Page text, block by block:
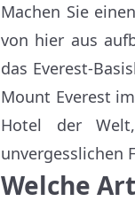
Machen Sie
von hier aus
das Everest-
Mount Everest
Hotel der
unvergesslichen
Welche